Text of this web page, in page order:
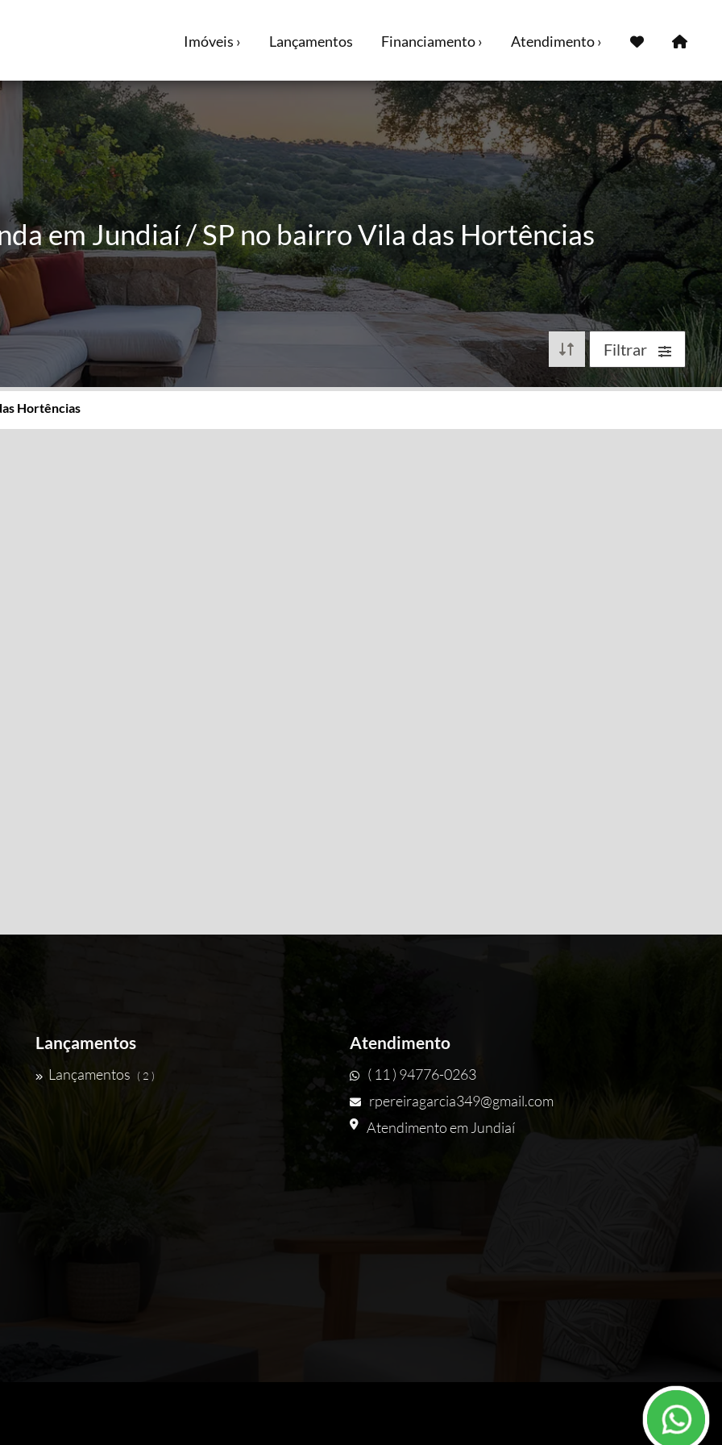
Imóveis › Lançamentos Financiamento › Atendimento ›
em Jundiaí / SP no bairro Vila das Hortências
Filtrar
Hortências
Lançamentos
Lançamentos ( 2 )
Atendimento
( 11 ) 94776-0263
rpereiragarcia349@gmail.com
Atendimento em Jundiaí